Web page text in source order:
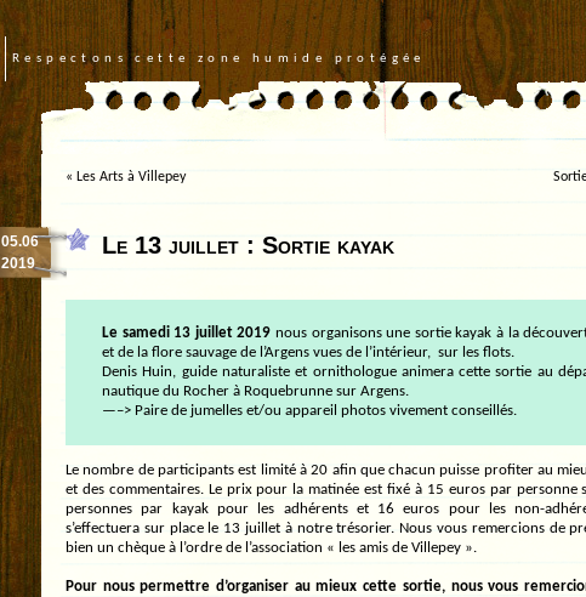
Respectons cette zone humide protégée
« Les Arts à Villepey
Le 13 juillet : Sortie kayak
05.06
2019
Le samedi 13 juillet 2019 nous organisons une sortie kayak à la
et de la flore sauvage de l’Argens vues de l’intérieur, sur les flots.
Denis Huin, guide naturaliste et ornithologue animera cette sortie au
nautique du Rocher à Roquebrunne sur Argens.
—–> Paire de jumelles et/ou appareil photos vivement conseillés.
Le nombre de participants est limité à 20 afin que chacun puisse profiter au
et des commentaires. Le prix pour la matinée est fixé à 15 euros par personne
personnes par kayak pour les adhérents et 16 euros pour les non-
s’effectuera sur place le 13 juillet à notre trésorier. Nous vous remercions de
bien un chèque à l’ordre de l’association « les amis de Villepey ».
Pour nous permettre d’organiser au mieux cette sortie, nous vous